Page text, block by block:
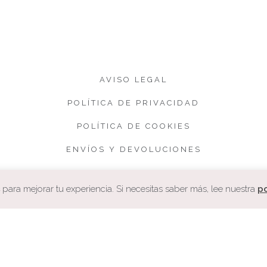
AVISO LEGAL
POLÍTICA DE PRIVACIDAD
POLÍTICA DE COOKIES
ENVÍOS Y DEVOLUCIONES
mejorar tu experiencia. Si necesitas saber más, lee nuestra